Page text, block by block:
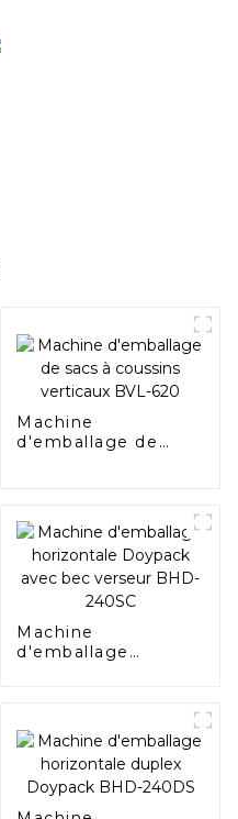
Machine
d'emballage de
Machine
d'emballage
verseur BHD-240SC